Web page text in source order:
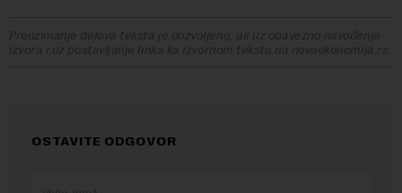
Preuzimanje delova teksta je dozvoljeno, ali uz obavezno navođenje
izvora i uz postavljanje linka ka izvornom tekstu na novaekonomija.rs
OSTAVITE ODGOVOR